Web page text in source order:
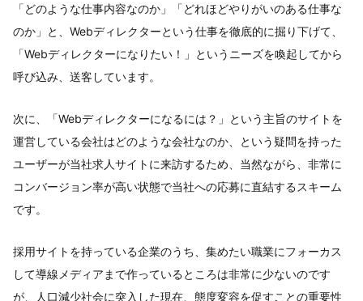
「どのような仕事内容なのか」「どれほどやりがいのある仕事な
のか」と、Webディレクターという仕事を徹底的に掘り下げて、
「Webディレクターになりたい！」というニーズを喚起してから
呼び込み、送客しています。
次に、「Webディレクターになるには？」という主旨のサイトを
運営している会社はどのような会社なのか、という疑問を持った
ユーザーが当社求人サイトに来訪するため、当然ながら、非常に
コンバージョン率が高い状態で当社への応募に直結するスキーム
です。
採用サイトを持っている企業のうち、集めたい職業にフォーカス
して導線メディアまで作っているところは非常に少ないのです
が、人口減少社会に突入した現在、態度変容を促すことの重要性